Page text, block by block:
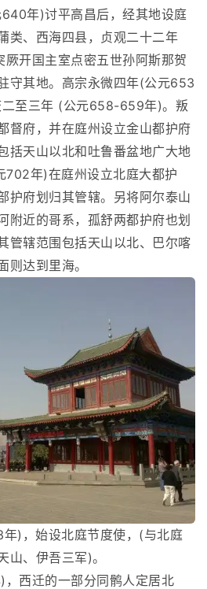
年)讨平高昌后，经其地设庭
类、西海四县，贞观二十二年
开国主室点密五世孙阿斯那贺
守其地。高宗永微四年(公元653
至三年 (公元658-659年)。叛
督府，并在庭州设立金山都护府
括天山以北和吐鲁番盆地广大地
702年)在庭州设立北庭大都护
护府划归其管辖。另将阿尔泰山
附近的哥系，孤舒两都护府也划
管辖范围包括天山以北、巴尔喀
则达到里海。
)，始设北庭节度使，(与北庭
山、伊吾三军)。
西迁的一部分同鹘人定居北